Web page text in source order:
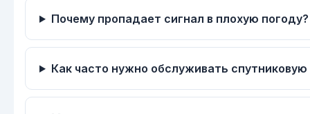
Почему пропадает сигнал в плохую погоду?
Как часто нужно обслуживать спутниковую